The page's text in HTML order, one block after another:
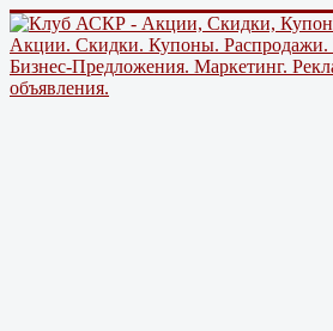
Акции. Скидки. Купоны. Распродажи.
Бизнес-Предложения. Маркетинг.
объявления.